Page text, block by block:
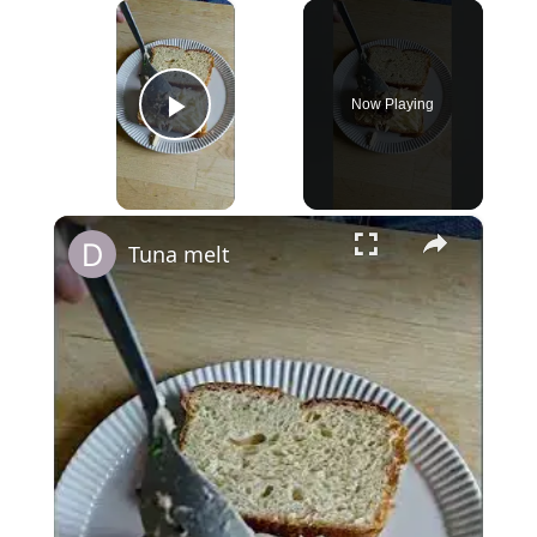
×
Play Video
Now Playing
×
Tuna melt